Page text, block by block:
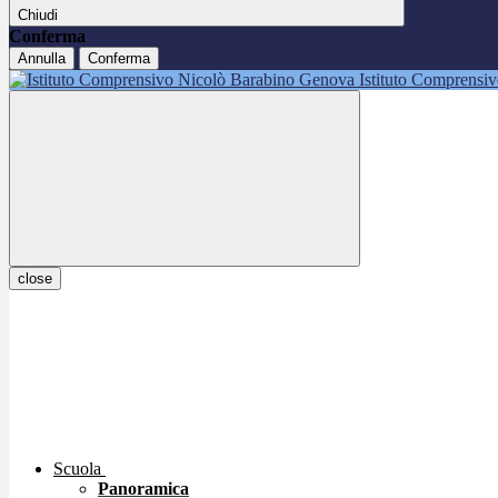
Chiudi
Conferma
Annulla Conferma
Istituto
close
Scuola
Panoramica